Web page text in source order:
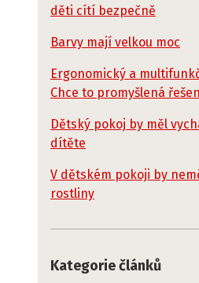
děti cítí bezpečně
Barvy mají velkou moc
Ergonomický a
Chce to promyšlená
Dětský pokoj by měl
dítěte
V dětském pokoji by
rostliny
Kategorie článků